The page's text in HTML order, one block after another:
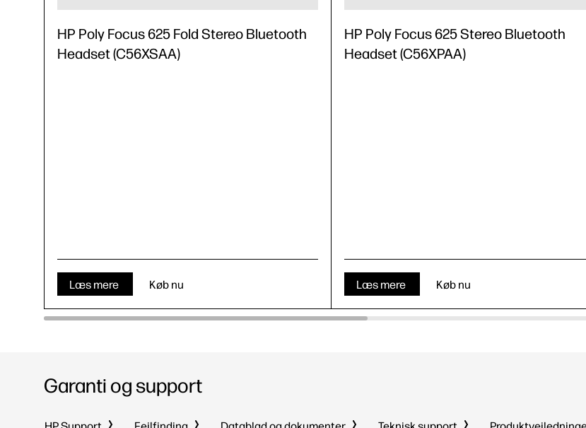
HP Poly Focus 625 Fold Stereo Bluetooth
Headset (C56XSAA)
Læs mere Køb nu
HP Poly Focus 625 Stereo Bluetooth
Headset (C56XPAA)
Læs mere Køb nu
Garanti og support